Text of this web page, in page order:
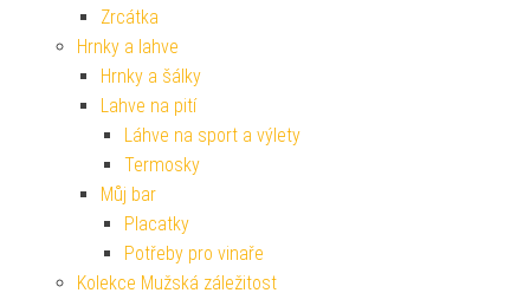
Zrcátka
Hrnky a lahve
Hrnky a šálky
Lahve na pití
Láhve na sport a výlety
Termosky
Můj bar
Placatky
Potřeby pro vinaře
Kolekce Mužská záležitost